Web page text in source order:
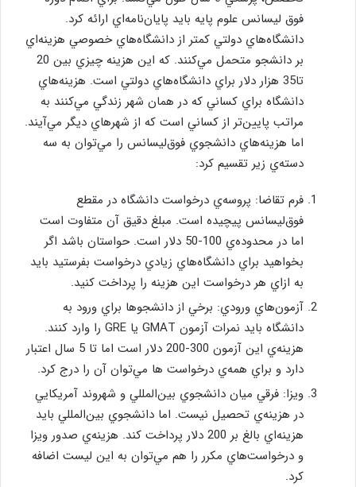
فوق ليسانس علوم پايه بايد پايان‌نامه‌اي ارائه كرد.
دانشگاه‌هاي دولتي كمتر از دانشگاه‌هاي خصوصي هزينه‌اي
بر دانشجو متحمل مي‌كنند. كه اين هزينه چيزي بين 20
تا35 هزار دلار براي دانشگاه‌هاي دولتي است. هزينه‌هاي
دانشگاه براي كساني كه در همان شهر زندگي مي‌كنند به
مراتب پايين‌تر از كساني است كه از شهرهاي ديگر مي‌آيند.
اما هزينه‌هاي دانشجوي فوق‌ليسانس را مي‌توان به سه
دسته‌ي زير تقسيم كرد:
فرم تقاضا: پروسه‌ي درخواست دانشگاه در مقطع
فوق‌ليسانس پيچيده است. مبلغ دقيق آن متفاوت است
اما در محدوده‌ي 100-50 دلار است. حواستان باشد اگر
بخواهيد براي دانشگاه‌هاي زيادي درخواست بفرستيد بايد
به ازاي هر درخواست اين هزينه را پرداخت كنيد.
آزمون‌هاي ورودي: برخي از دانشجوها براي ورود به
دانشگاه بايد نمرات آزمون GMAT يا GRE را وارد كنند.
هزينه‌ي اين آزمون 300-200 دلار است اما تا 5 سال اعتبار
دارد و براي همه‌ي درخواست ها مي‌توان آن را درج كرد.
ويزا: فرقي ميان دانشجوي بين‌المللي و شهروند آمريكايي
در هزينه‌ي تحصيل نيست. اما دانشجوي بين‌المللي بايد
هزينه‌اي بالغ بر 200 دلار پرداخت كند. هزينه‌ي صدور ويزا
و درخواست‌هاي مكرر را هم مي‌توان به اين ليست اضافه
كرد.